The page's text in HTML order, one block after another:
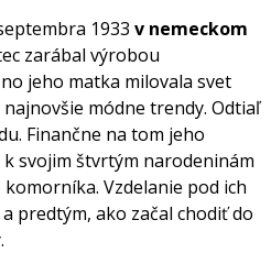
1933 v nemeckom
zarábal výrobou
jeho matka milovala svet
módne trendy. Odtiaľ
Finančne na tom jeho
svojim štvrtým narodeninám
Vzdelanie pod ich
predtým, ako začal chodiť do